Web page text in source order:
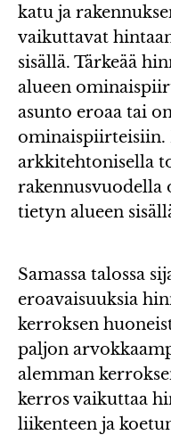
katu ja
vaikuttavat
sisällä. Tärkeää
alueen
asunto eroaa tai
ominaispiirteisiin.
arkkitehtonisella
rakennusvuodella
tietyn alueen
Samassa talossa
eroavaisuuksia
kerroksen
paljon
alemman
kerros vaikuttaa
liikenteen ja